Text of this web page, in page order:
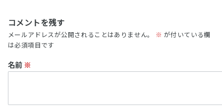
コメントを残す
メールアドレスが公開されることはありません。 ※ が付いている欄
は必須項目です
名前 ※